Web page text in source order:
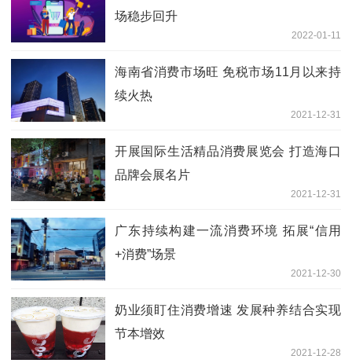
场稳步回升
2022-01-11
海南省消费市场旺 免税市场11月以来持
续火热
2021-12-31
开展国际生活精品消费展览会 打造海口
品牌会展名片
2021-12-31
广东持续构建一流消费环境 拓展“信用
+消费”场景
2021-12-30
奶业须盯住消费增速 发展种养结合实现
节本增效
2021-12-28